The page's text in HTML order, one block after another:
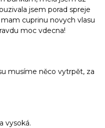
jsem porad spreje
cuprinu novych vlasu
moc vdecna!
musíme něco vytrpět, za
vysoká.